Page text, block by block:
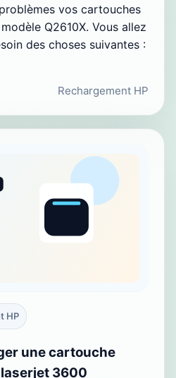
vos cartouches
Q2610X. Vous allez
des choses suivantes :
Rechargement HP
HP
une cartouche
3600